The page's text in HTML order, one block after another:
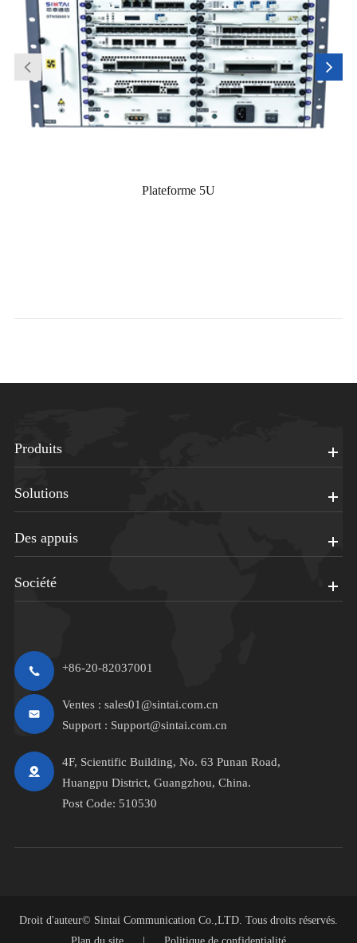
Plateforme 5U
Produits
Solutions
Des appuis
Société
+86-20-82037001
Ventes : sales01@sintai.com.cn
Support : Support@sintai.com.cn
4F, Scientific Building, No. 63 Punan Road,
Huangpu District, Guangzhou, China.
Post Code: 510530
Droit d'auteur© Sintai Communication Co.,LTD. Tous droits réservés.